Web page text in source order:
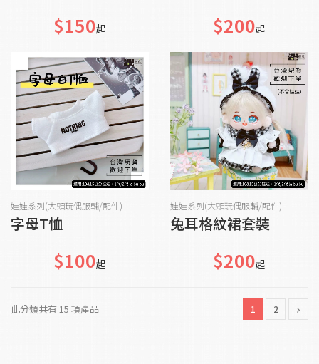
$150起 $200起
加入購物車
娃娃系列(大頭玩偶服輔/配件)
字母T恤
$100起
加入購物車
娃娃系列(大頭玩偶服輔/配件)
兔耳格紋裙套裝
$200起
此分類共有 15 項產品 1 2